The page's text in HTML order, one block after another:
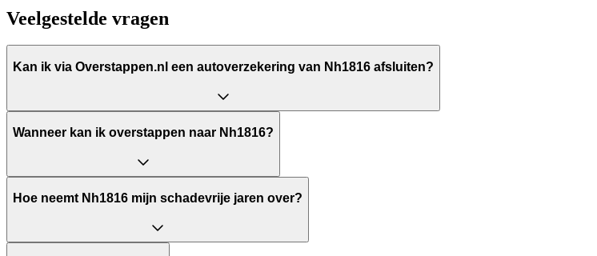
Veelgestelde vragen
Kan ik via Overstappen.nl een autoverzekering van Nh1816 afsluiten?
Wanneer kan ik overstappen naar Nh1816?
Hoe neemt Nh1816 mijn schadevrije jaren over?